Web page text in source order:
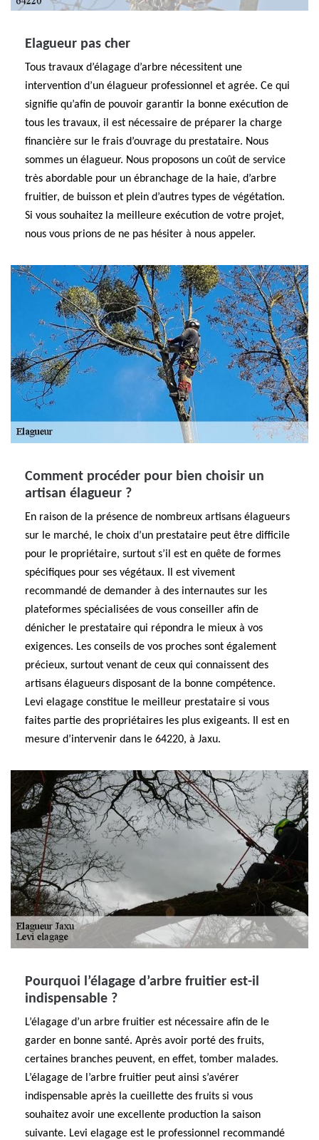
Elagueur pas cher
Tous travaux d’élagage d’arbre nécessitent une
intervention d’un élagueur professionnel et agrée. Ce qui
signifie qu’afin de pouvoir garantir la bonne exécution de
tous les travaux, il est nécessaire de préparer la charge
financière sur le frais d’ouvrage du prestataire. Nous
sommes un élagueur. Nous proposons un coût de service
très abordable pour un ébranchage de la haie, d’arbre
fruitier, de buisson et plein d’autres types de végétation.
Si vous souhaitez la meilleure exécution de votre projet,
nous vous prions de ne pas hésiter à nous appeler.
Comment procéder pour bien choisir un
artisan élagueur ?
En raison de la présence de nombreux artisans élagueurs
sur le marché, le choix d’un prestataire peut être difficile
pour le propriétaire, surtout s’il est en quête de formes
spécifiques pour ses végétaux. Il est vivement
recommandé de demander à des internautes sur les
plateformes spécialisées de vous conseiller afin de
dénicher le prestataire qui répondra le mieux à vos
exigences. Les conseils de vos proches sont également
précieux, surtout venant de ceux qui connaissent des
artisans élagueurs disposant de la bonne compétence.
Levi elagage constitue le meilleur prestataire si vous
faites partie des propriétaires les plus exigeants. Il est en
mesure d’intervenir dans le 64220, à Jaxu.
Pourquoi l’élagage d’arbre fruitier est-il
indispensable ?
L’élagage d’un arbre fruitier est nécessaire afin de le
garder en bonne santé. Après avoir porté des fruits,
certaines branches peuvent, en effet, tomber malades.
L’élagage de l’arbre fruitier peut ainsi s’avérer
indispensable après la cueillette des fruits si vous
souhaitez avoir une excellente production la saison
suivante. Levi elagage est le professionnel recommandé